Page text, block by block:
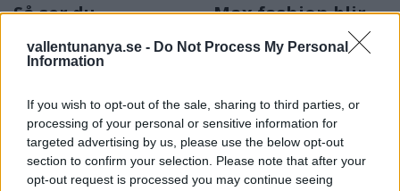
vallentunanya.se - Do Not Process My Personal
Information
If you wish to opt-out of the sale, sharing to third parties, or
processing of your personal or sensitive information for
targeted advertising by us, please use the below opt-out
section to confirm your selection. Please note that after your
opt-out request is processed you may continue seeing
Så ser du
partiella
Astrofotografen och
Vallentunabon Per-Magnus
Hedén tipsar
Max fashion blir
kvar i Vallentuna
centrum
utförsäljning – öppnar upp
butiken igen i augusti